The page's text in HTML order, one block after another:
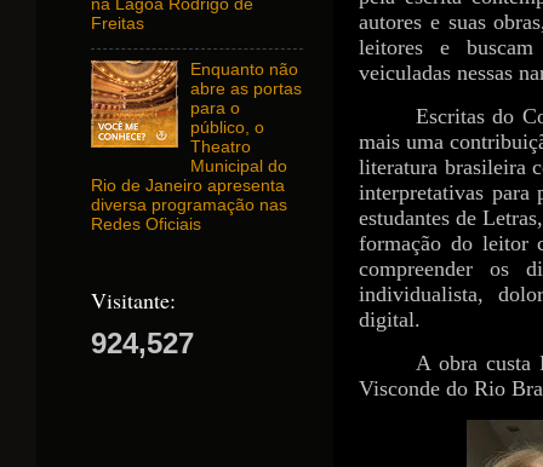
autores e suas
leitores e
veiculadas nessas
Escritas do
mais uma
literatura brasileira
interpretativas para
estudantes de
formação do leitor
compreender os
individualista,
digital.
A obra custa
Visconde do Rio
na Lagoa Rodrigo de
Freitas
Enquanto não
abre as portas
para o
público, o
Theatro
Municipal do
Rio de Janeiro apresenta
diversa programação nas
Redes Oficiais
Visitante:
924,527